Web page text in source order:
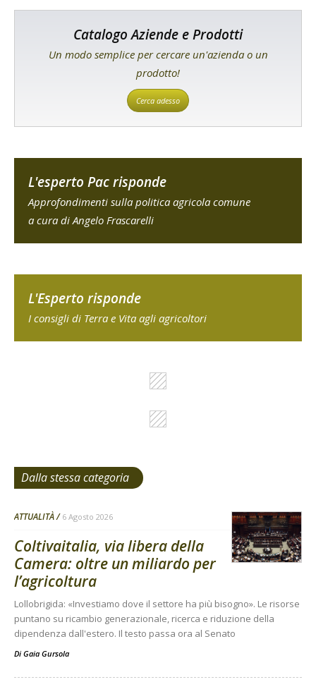
Catalogo Aziende e Prodotti
Un modo semplice per cercare un'azienda o un
prodotto!
Cerca adesso
L'esperto Pac risponde
Approfondimenti sulla politica agricola comune
a cura di Angelo Frascarelli
L'Esperto risponde
I consigli di Terra e Vita agli agricoltori
Dalla stessa categoria
ATTUALITÀ 6 Agosto 2026
Coltivaitalia, via libera della
Camera: oltre un miliardo per
l’agricoltura
Lollobrigida: «Investiamo dove il settore ha più bisogno». Le risorse
puntano su ricambio generazionale, ricerca e riduzione della
dipendenza dall'estero. Il testo passa ora al Senato
Di Gaia Gursola